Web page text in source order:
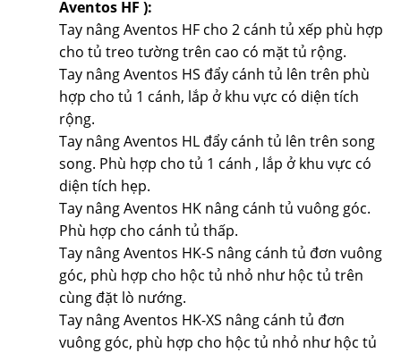
Aventos HF ):
Tay nâng Aventos HF cho 2 cánh tủ xếp phù hợp
cho tủ treo tường trên cao có mặt tủ rộng.
Tay nâng Aventos HS đẩy cánh tủ lên trên phù
hợp cho tủ 1 cánh, lắp ở khu vực có diện tích
rộng.
Tay nâng Aventos HL đẩy cánh tủ lên trên song
song. Phù hợp cho tủ 1 cánh , lắp ở khu vực có
diện tích hẹp.
Tay nâng Aventos HK nâng cánh tủ vuông góc.
Phù hợp cho cánh tủ thấp.
Tay nâng Aventos HK-S nâng cánh tủ đơn vuông
góc, phù hợp cho hộc tủ nhỏ như hộc tủ trên
cùng đặt lò nướng.
Tay nâng Aventos HK-XS nâng cánh tủ đơn
vuông góc, phù hợp cho hộc tủ nhỏ như hộc tủ